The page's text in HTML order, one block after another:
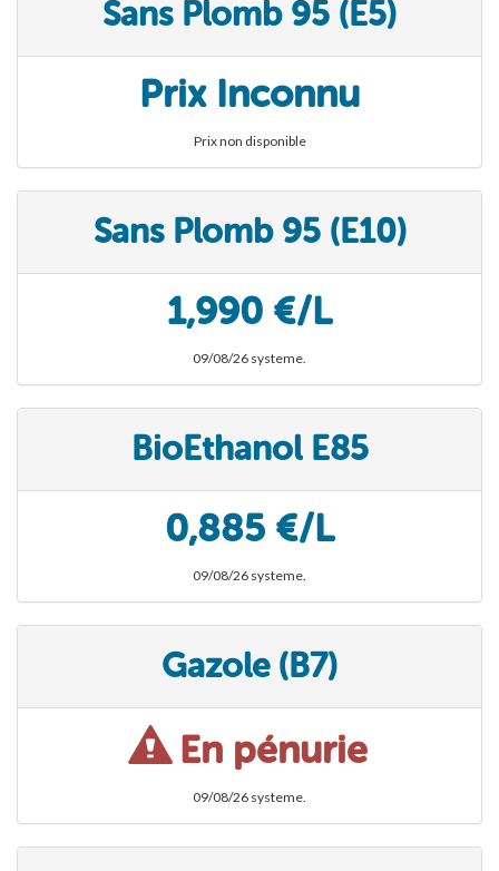
Sans Plomb 95 (E5)
Prix Inconnu
Prix non disponible
Sans Plomb 95 (E10)
1,990 €/L
09/08/26 systeme.
BioEthanol E85
0,885 €/L
09/08/26 systeme.
Gazole (B7)
En pénurie
09/08/26 systeme.